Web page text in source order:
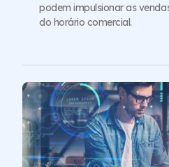
podem impulsionar as
do horário comercial.